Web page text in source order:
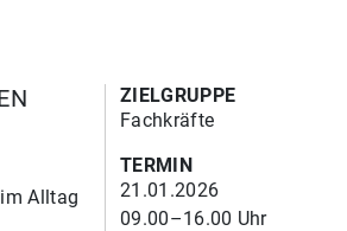
ZIELGRUPPE
Fachkräfte
TERMIN
21.01.2026
09.00–16.00 Uhr
Alltag